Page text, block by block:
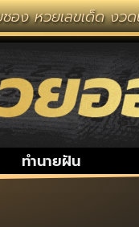
หวยเลขเด็ด งวดนี้
ทำนายฝัน